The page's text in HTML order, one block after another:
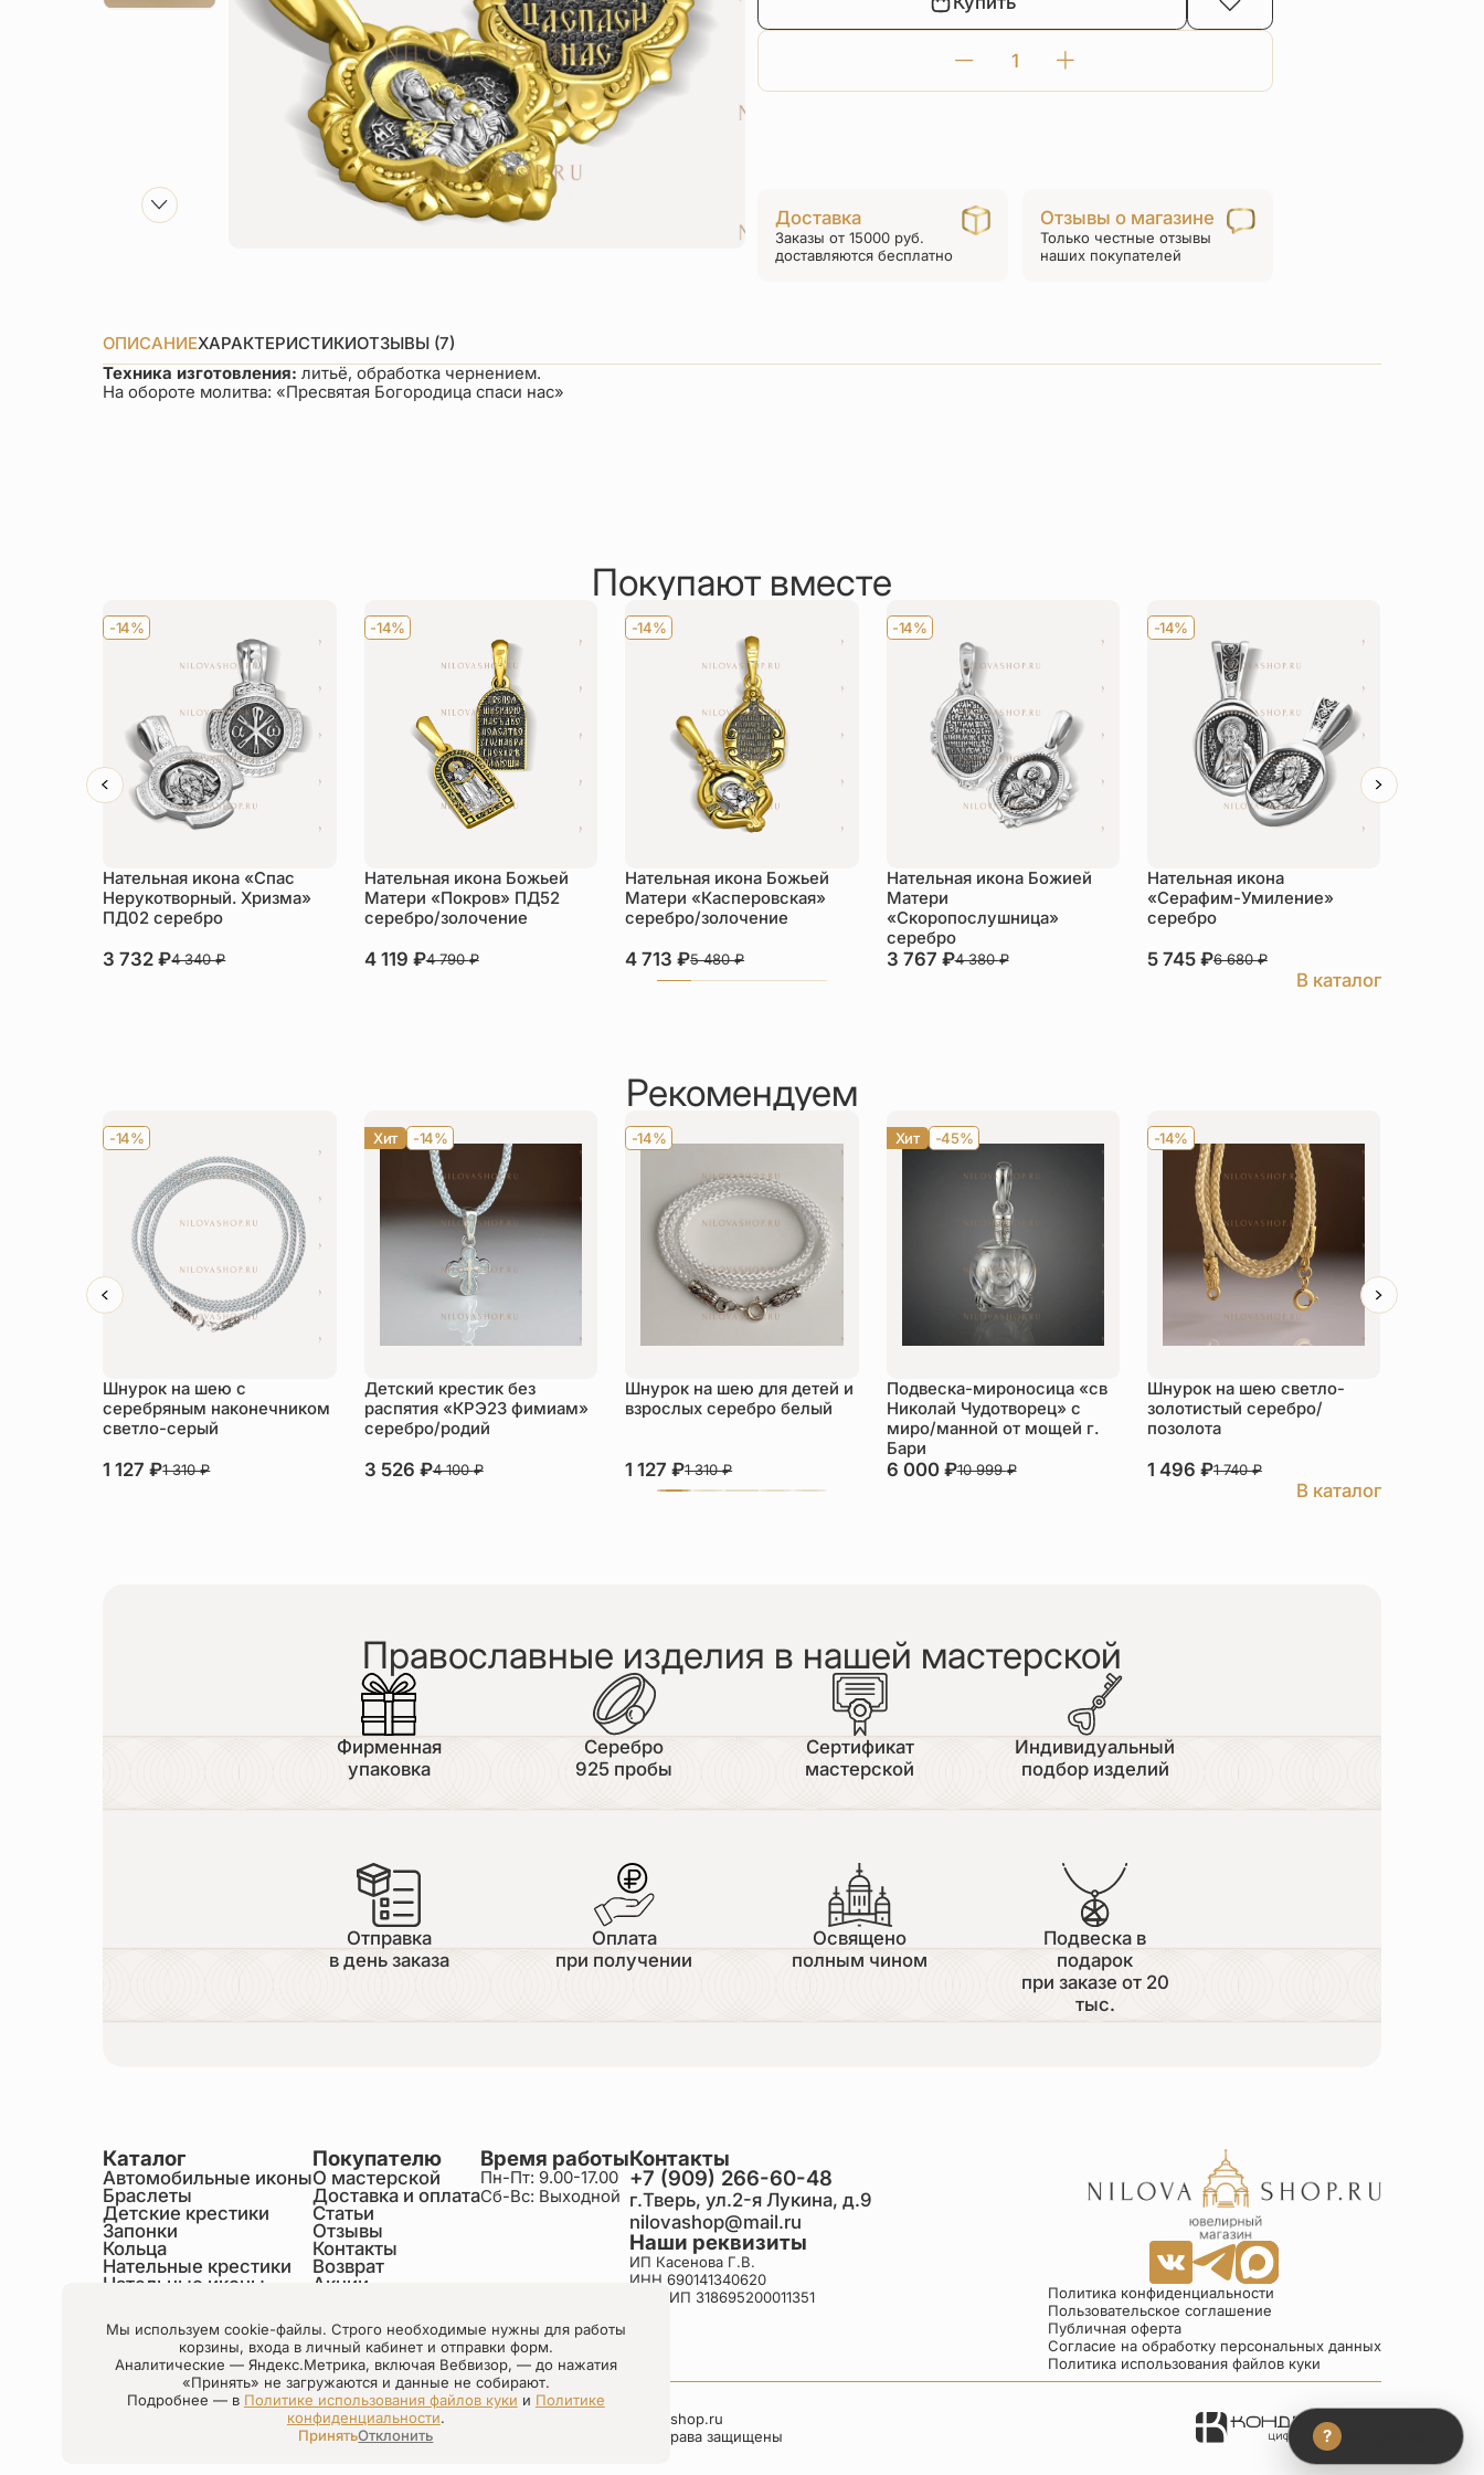
Количество
товара
«Неувядаемый
цвет»
серебро/
Доставка
Заказы от 15000 руб.
доставляются бесплатно
Отзывы о магазине
Только честные отзывы
наших покупателей
ОПИСАНИЕХАРАКТЕРИСТИКИОТЗЫВЫ (7)
Техника изготовления:литьё, обработка чернением.
На обороте молитва: «Пресвятая Богородица спаси нас»
Покупают вместе
-14%
Нательная икона «Спас
Нерукотворный. Хризма»
ПД02 серебро
3 732₽4 340₽
-14%
Нательная икона Божьей
Матери «Покров» ПД52
серебро/золочение
4 119 ₽4 790₽
-14%
Нательная икона Божьей
Матери «Касперовская»
серебро/золочение
4 713₽5 480₽
-14%
Нательная икона Божией
Матери
«Скоропослушница»
серебро
3 767 ₽4 380₽
-14%
Нательная икона
«Серафим-Умиление»
серебро
5 745 ₽6 680₽
В каталог
Рекомендуем
-14%
Шнурок на шею с
серебряным наконечником
светло-серый
1 127₽1 310₽
Хит -14%
Детский крестик без
распятия «КРЭ23 фимиам»
серебро/родий
3 526 ₽4 100₽
-14%
Шнурок на шею для детей и
взрослых серебро белый
1 127₽1 310₽
Хит -45%
Подвеска-мироносица «св
Николай Чудотворец» с
миро/манной от мощей г.
Бари
6 000 ₽10 999₽
-14%
Шнурок на шею светло-
золотистый серебро/
позолота
1 496 ₽1 740₽
В каталог
Православные изделия в нашей мастерской
Фирменная
упаковка
Серебро
925 пробы
Сертификат
мастерской
Индивидуальный
подбор изделий
Отправка
в день заказа
Оплата
при получении
Освящено
полным чином
Подвеска в
подарок
при заказе от 20
тыс.
Каталог
Автомобильные иконы
Браслеты
Детские крестики
Запонки
Кольца
Нательные крестики
Нательные иконы
Образки именные
Статуэтки святых
Шнурки на шею
Чётки
Покупателю
О мастерской
Доставка и оплата
Статьи
Отзывы
Контакты
Возврат
Акции
Время работы
Пн-Пт: 9.00-17.00
Сб-Вс: Выходной
Контакты
+7 (909) 266-60-48
г.Тверь, ул.2-я Лукина, д.9
nilovashop@mail.ru
Наши реквизиты
ИП Касенова Г.В.
ИНН 690141340620
ОГРНИП 318695200011351
Политика конфиденциальности
Пользовательское соглашение
Публичная оферта
Согласие на обработку персональных данных
Политика использования файлов куки
nilovashop.ru
Все права защищены
Мы используем cookie-файлы. Строго необходимые нужны для работы
корзины, входа в личный кабинет и отправки форм.
Аналитические — Яндекс.Метрика, включая Вебвизор, — до нажатия
«Принять» не загружаются и данные не собирают.
Подробнее — в Политике использования файлов куки и Политике
конфиденциальности.
ПринятьОтклонить ? Консультант